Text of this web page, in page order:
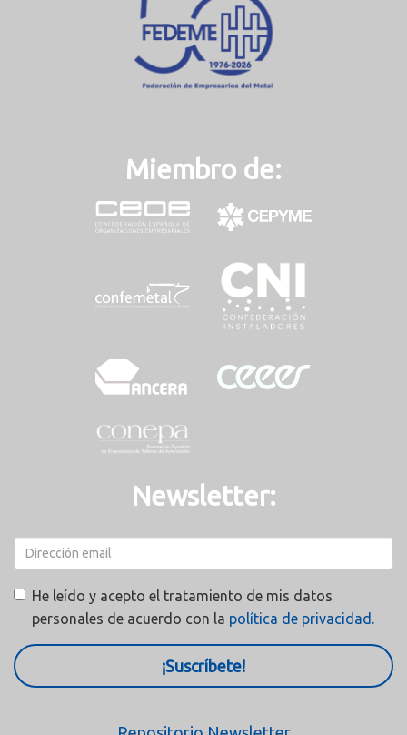
Miembro de:
Newsletter:
He leído y acepto el tratamiento de mis datos
personales de acuerdo con la política de privacidad.
¡Suscríbete!